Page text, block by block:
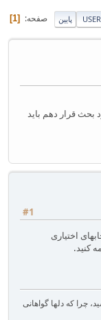
پایین صفحه 1
بحث قرار دهم باید
#1
اختیاری
کنید.
چرا که دلها گواهانی